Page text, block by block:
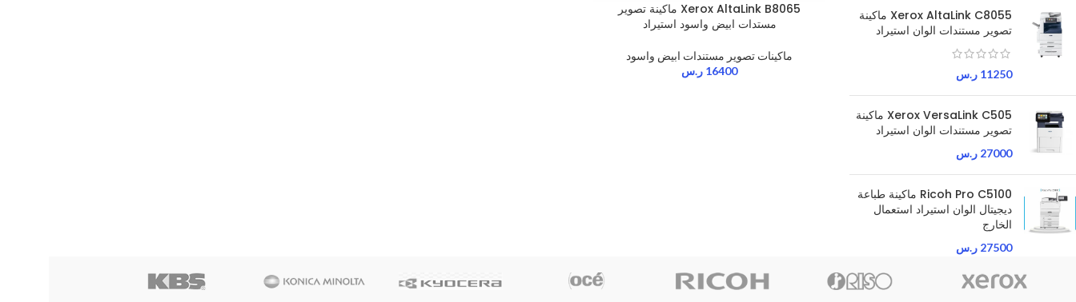
Xerox AltaLink C8055 ماكينة
تصوير مستندات الوان استيراد
11250 ر.س
Xerox VersaLink C505 ماكينة
تصوير مستندات الوان استيراد
27000 ر.س
Ricoh Pro C5100 ماكينة طباعة
ديجيتال الوان استيراد استعمال
الخارج
27500 ر.س
Xerox AltaLink B8065 ماكينة تصوير
مستدات ابيض واسود استيراد
ماكينات تصوير مستندات ابيض واسود
16400 ر.س